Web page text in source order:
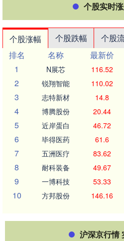
个股实时
个股涨幅 个股跌幅 个股
排名
名称 最新价
1
N展芯 116.52
2 锐翔智能 110.02
3 志特新材 14.8
4 博腾股份 20.44
5 近岸蛋白 46.72
6 毕得医药 61.6
7 五洲医疗 83.62
8 耐科装备 49.67
9 一博科技 53.33
10 方邦股份 146.16
沪深京行情